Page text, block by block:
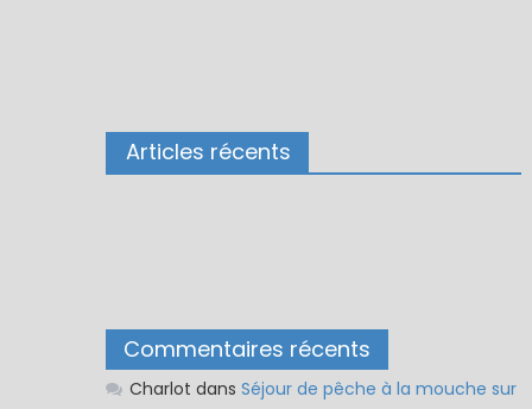
Articles récents
Commentaires récents
Charlot dans Séjour de pêche à la mouche sur